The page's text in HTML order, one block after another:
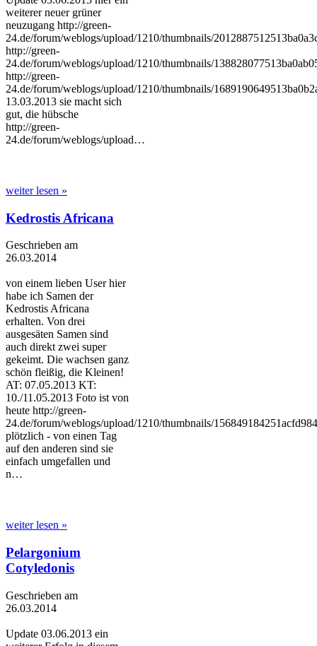
weiterer neuer grüner
neuzugang http://green-
24.de/forum/weblogs/upload/1210/thumbnails/
http://green-
24.de/forum/weblogs/upload/1210/thumbnails/
http://green-
24.de/forum/weblogs/upload/1210/thumbnails/
13.03.2013 sie macht sich
gut, die hübsche
http://green-
24.de/forum/weblogs/upload…
weiter lesen »
Kedrostis Africana
Geschrieben am
26.03.2014
von einem lieben User hier
habe ich Samen der
Kedrostis Africana
erhalten. Von drei
ausgesäten Samen sind
auch direkt zwei super
gekeimt. Die wachsen ganz
schön fleißig, die Kleinen!
AT: 07.05.2013 KT:
10./11.05.2013 Foto ist von
heute http://green-
24.de/forum/weblogs/upload/1210/thumbnails/
plötzlich - von einen Tag
auf den anderen sind sie
einfach umgefallen und
n…
weiter lesen »
Pelargonium
Cotyledonis
Geschrieben am
26.03.2014
Update 03.06.2013 ein